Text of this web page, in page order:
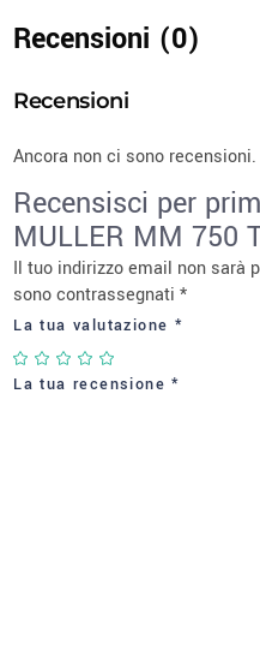
Recensioni (0)
Recensioni
Ancora non ci sono recensioni.
Recensisci per
MULLER MM 750
Il tuo indirizzo email non sarà
sono contrassegnati*
La tua valutazione *
La tua recensione*